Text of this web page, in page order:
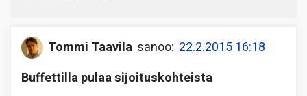
Tommi Taavila sanoo: 22.2.2015 16:18
Buffettilla pulaa sijoituskohteista